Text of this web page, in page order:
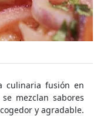
culinaria fusión en
mezclan sabores
y agradable.